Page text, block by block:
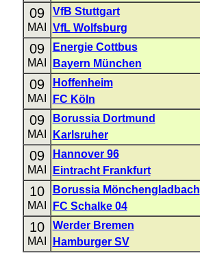
09
MAI
VfB Stuttgart
VfL Wolfsburg
09
MAI
Energie Cottbus
Bayern München
09
MAI
Hoffenheim
FC Köln
09
MAI
Borussia Dortmund
Karlsruher
09
MAI
Hannover 96
Eintracht Frankfurt
10
MAI
Borussia Mönchengladbach
FC Schalke 04
10
MAI
Werder Bremen
Hamburger SV